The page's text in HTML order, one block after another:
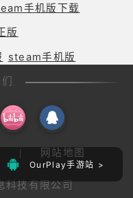
OurPlay手游站 >
手机版下载
版
steam手机版
| 网站地图
科技有限公司